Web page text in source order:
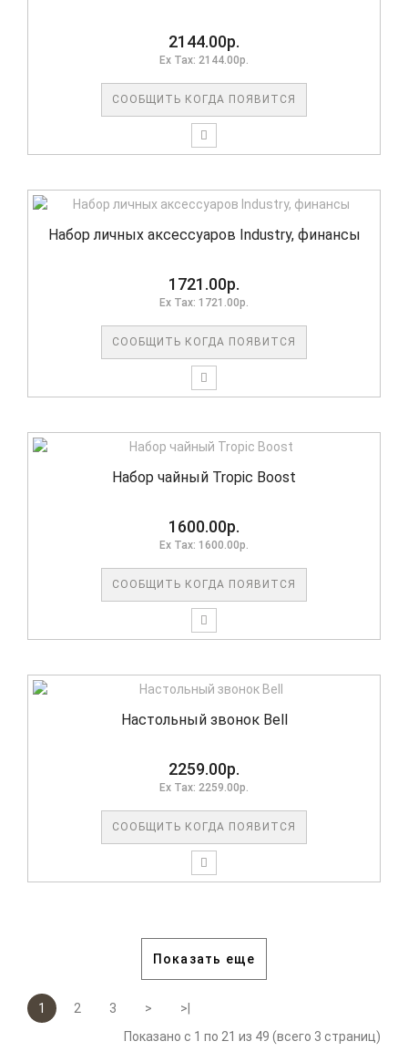
2144.00р.
Ex Tax: 2144.00р.
СООБЩИТЬ КОГДА ПОЯВИТСЯ
Набор личных аксессуаров Industry, финансы
1721.00р.
Ex Tax: 1721.00р.
СООБЩИТЬ КОГДА ПОЯВИТСЯ
Набор чайный Tropic Boost
1600.00р.
Ex Tax: 1600.00р.
СООБЩИТЬ КОГДА ПОЯВИТСЯ
Настольный звонок Bell
2259.00р.
Ex Tax: 2259.00р.
СООБЩИТЬ КОГДА ПОЯВИТСЯ
Показать еще
1 2 3 >
>|
Показано с 1 по 21 из 49 (всего 3 страниц)